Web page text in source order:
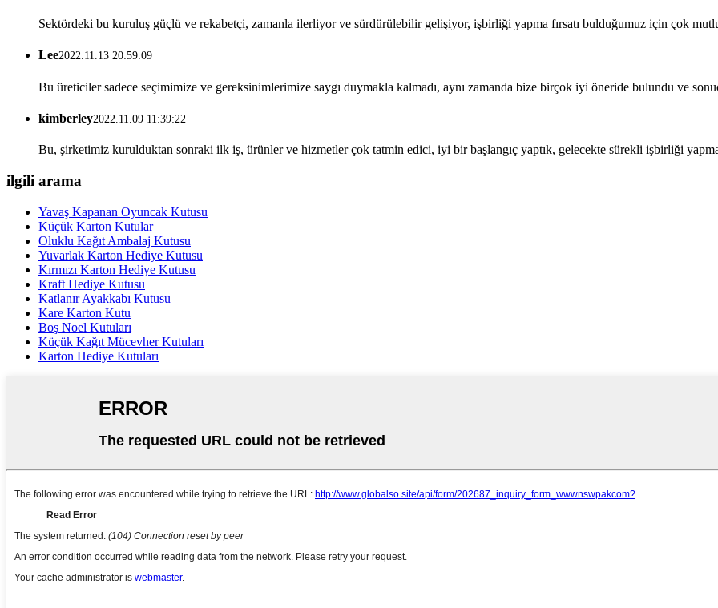
Sektördeki bu kuruluş güçlü ve rekabetçi, zamanla ilerliyor ve sürdürülebilir gelişiyor, işbirliği yapma fırsatı bulduğumuz için çok
Lee2022.11.13 20:59:09
Bu üreticiler sadece seçimimize ve gereksinimlerimize saygı duymakla kalmadı, aynı zamanda bize birçok iyi öneride bulundu ve
kimberley2022.11.09 11:39:22
Bu, şirketimiz kurulduktan sonraki ilk iş, ürünler ve hizmetler çok tatmin edici, iyi bir başlangıç ​​yaptık, gelecekte sürekli işbirliği
ilgili arama
Yavaş Kapanan Oyuncak Kutusu
Küçük Karton Kutular
Oluklu Kağıt Ambalaj Kutusu
Yuvarlak Karton Hediye Kutusu
Kırmızı Karton Hediye Kutusu
Kraft Hediye Kutusu
Katlanır Ayakkabı Kutusu
Kare Karton Kutu
Boş Noel Kutuları
Küçük Kağıt Mücevher Kutuları
Karton Hediye Kutuları